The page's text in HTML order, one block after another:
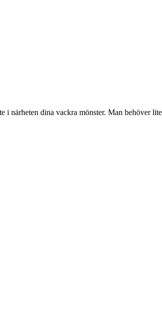
i närheten dina vackra mönster. Man behöver